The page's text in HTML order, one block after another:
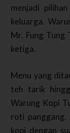
menjadi
keluarga.
Mr. Fung Tung
ketiga.
Menu yang
teh tarik
Warung Kopi
roti panggang.
kopi dengan